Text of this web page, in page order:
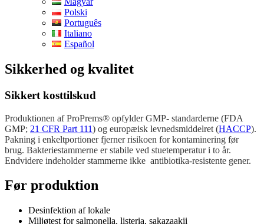
Polski
Português
Italiano
Español
Sikkerhed og kvalitet
Sikkert kosttilskud
Produktionen af ProPrems® opfylder GMP- standarderne (FDA
GMP; 21 CFR Part 111) og europæisk levnedsmiddelret (HACCP).
Pakning i enkeltportioner fjerner risikoen for kontaminering før
brug. Bakteriestammerne er stabile ved stuetemperatur i to år.
Endvidere indeholder stammerne ikke antibiotika-resistente gener.
Før produktion
Desinfektion af lokale
Miljøtest for salmonella, listeria, sakazaakii